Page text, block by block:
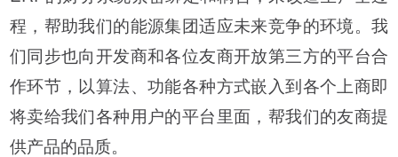
程，帮助我们的能源集团适应未来竞争的环境。我
们同步也向开发商和各位友商开放第三方的平台合
作环节，以算法、功能各种方式嵌入到各个上商即
将卖给我们各种用户的平台里面，帮我们的友商提
供产品的品质。